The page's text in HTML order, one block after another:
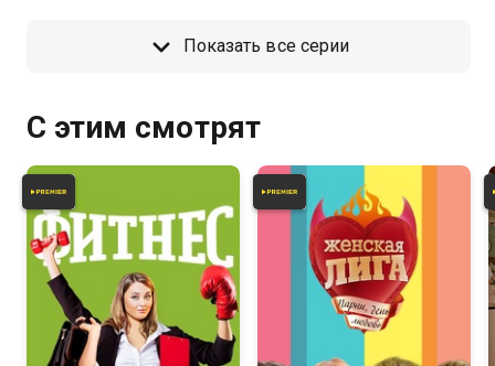
Показать все серии
С этим смотрят